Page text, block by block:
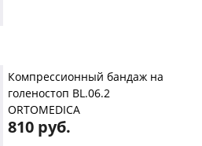
Компрессионный бандаж на
голеностоп BL.06.2
ORTOMEDICA
810 руб.